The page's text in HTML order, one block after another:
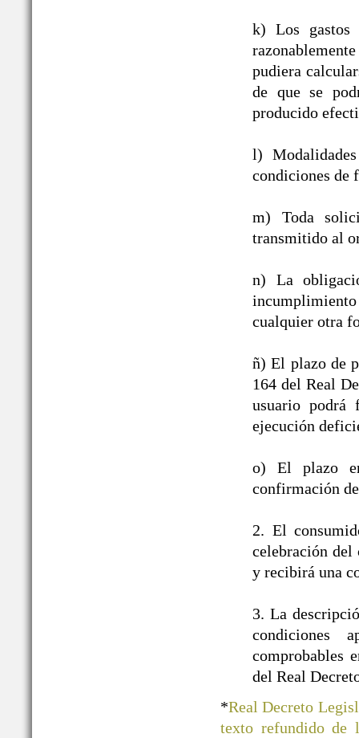
k) Los gastos
pudiera
de que se
producido
l)
condiciones de
m) Toda
transmitido al
n) La
cualquier otra
ñ) El plazo de
164 del Real
usuario podrá
ejecución
o) El plazo
confirmación
2. El
celebración del
y recibirá una
3. La
condiciones
comprobables
del Real
*Real Decreto
texto refundido de